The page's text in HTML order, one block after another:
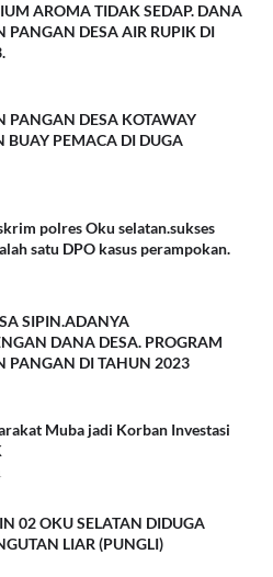
AROMA TIDAK SEDAP. DANA
PANGAN DESA AIR RUPIK DI
PANGAN DESA KOTAWAY
BUAY PEMACA DI DUGA
polres Oku selatan.sukses
satu DPO kasus perampokan.
SIPIN.ADANYA
DANA DESA. PROGRAM
PANGAN DI TAHUN 2023
Muba jadi Korban Investasi
02 OKU SELATAN DIDUGA
LIAR (PUNGLI)